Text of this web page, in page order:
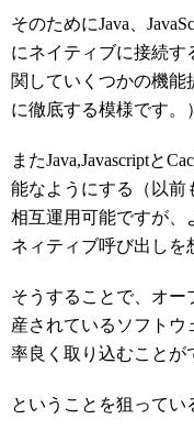
そのためにJava、
にネイティブに接続す
関していくつかの機能
に徹底する模様です。）
またJava,Javascriptと
能なようにする（以前
相互運用可能ですが、
ネィティブ呼び出しを
そうすることで、オー
産されているソフトウ
率良く取り込むことが
ということを狙ってい